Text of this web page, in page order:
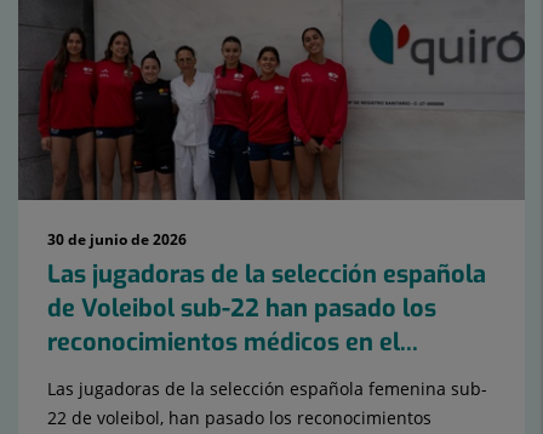
30 de junio de 2026
Las jugadoras de la selección española
de Voleibol sub-22 han pasado los
reconocimientos médicos en el...
Las jugadoras de la selección española femenina sub-
22 de voleibol, han pasado los reconocimientos